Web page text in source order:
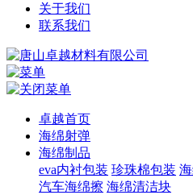
关于我们
联系我们
卓越首页
海绵射弹
海绵制品
eva内衬包装 珍珠棉包装
汽车海绵擦 海绵清洁块